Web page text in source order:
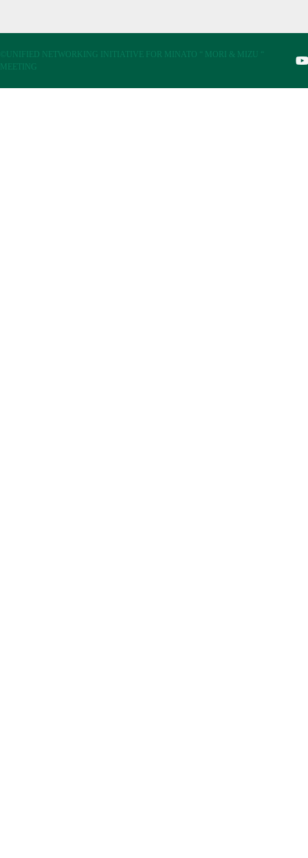
©UNIFIED NETWORKING INITIATIVE FOR MINATO “ MORI & MIZU “
MEETING